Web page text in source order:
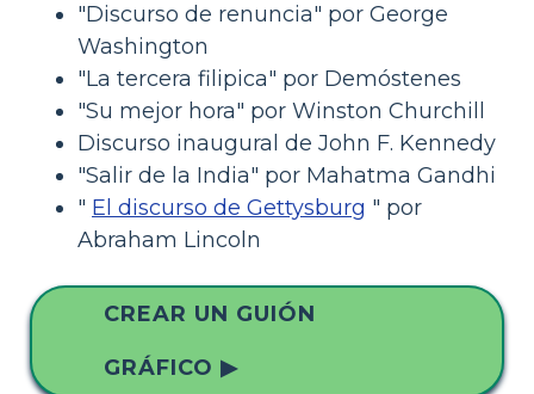
"Discurso de renuncia" por George
Washington
"La tercera filipica" por Demóstenes
"Su mejor hora" por Winston Churchill
Discurso inaugural de John F. Kennedy
"Salir de la India" por Mahatma Gandhi
" El discurso de Gettysburg " por
Abraham Lincoln
CREAR UN GUIÓN
GRÁFICO ▶